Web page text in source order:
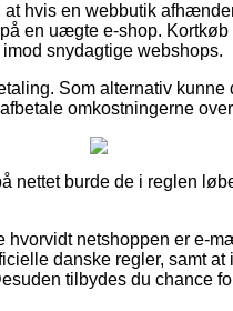
hvis en webbutik
en uægte e-shop.
snydagtige webshops.
Som alternativ
omkostningerne
nettet burde de i reglen
hvorvidt netshoppen er e-
danske regler, samt
tilbydes du chance